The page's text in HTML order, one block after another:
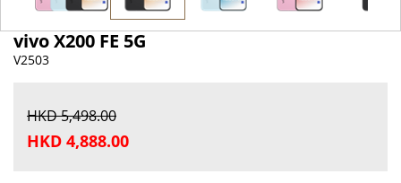
vivo X200 FE 5G
V2503
HKD 5,498.00
HKD 4,888.00